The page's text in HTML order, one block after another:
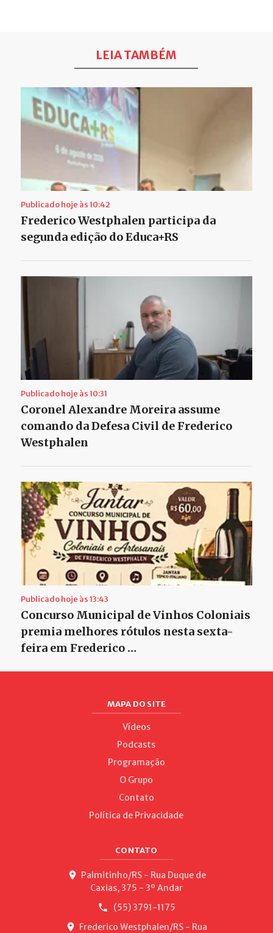
LEIA TAMBÉM
Publicado hoje às 10:42
Frederico Westphalen participa da
segunda edição do Educa+RS
Publicado hoje às 10:31
Coronel Alexandre Moreira assume
comando da Defesa Civil de Frederico
Westphalen
Publicado hoje às 13:43
Concurso Municipal de Vinhos Coloniais
premia melhores rótulos nesta sexta-
feira em Frederico …
MAPA DO SITE
Vídeos
Podcasts
Programação
O Grupo
Contato
Política de Privacidade
CONTATO
Palmitinho/RS - Rua Duque de
Caxias, 375 - 3º Andar
(55) 3791-1175
Frederico Westphalen/RS - Rua